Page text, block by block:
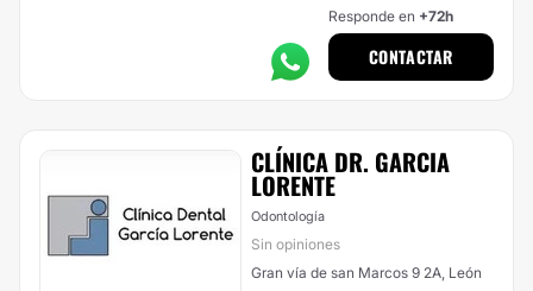
Responde en +72h
CONTACTAR
CLÍNICA DR. GARCIA
LORENTE
Odontología
Sin opiniones
Gran vía de san Marcos 9 2A, León